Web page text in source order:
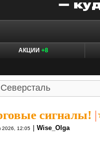
АКЦИИ +8
сигналы! |
2026, 12:05 Wise_Olga